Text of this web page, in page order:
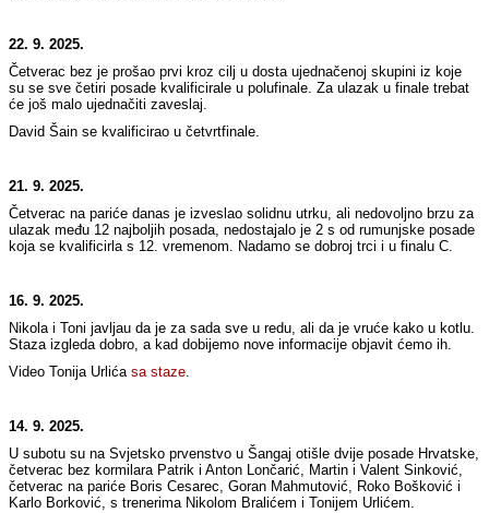
22. 9. 2025.
Četverac bez je prošao prvi kroz cilj u dosta ujednačenoj skupini iz koje
su se sve četiri posade kvalificirale u polufinale. Za ulazak u finale trebat
će još malo ujednačiti zaveslaj.
David Šain se kvalificirao u četvrtfinale.
21. 9. 2025.
Četverac na pariće danas je izveslao solidnu utrku, ali nedovoljno brzu za
ulazak među 12 najboljih posada, nedostajalo je 2 s od rumunjske posade
koja se kvalificirla s 12. vremenom. Nadamo se dobroj trci i u finalu C.
16. 9. 2025.
Nikola i Toni javljau da je za sada sve u redu, ali da je vruće kako u kotlu.
Staza izgleda dobro, a kad dobijemo nove informacije objavit ćemo ih.
Video Tonija Urlićasa staze.
14. 9. 2025.
U subotu su na Svjetsko prvenstvo u Šangaj otišle dvije posade Hrvatske,
četverac bez kormilara Patrik i Anton Lončarić, Martin i Valent Sinković,
četverac na pariće Boris Cesarec, Goran Mahmutović, Roko Bošković i
Karlo Borković, s trenerima Nikolom Bralićem i Tonijem Urlićem.